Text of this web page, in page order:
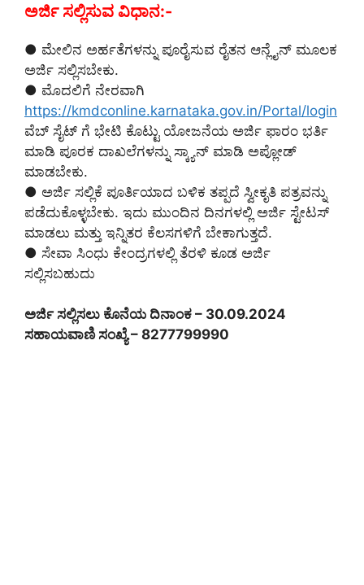
ಅರ್ಜಿ ಸಲ್ಲಿಸುವ ವಿಧಾನ:-
● ಮೇಲಿನ ಅರ್ಹತೆಗಳನ್ನು ಪೂರೈಸುವ ರೈತನ ಆನ್ಲೈನ್ ಮೂಲಕ
ಅರ್ಜಿ ಸಲ್ಲಿಸಬೇಕು.
● ಮೊದಲಿಗೆ ನೇರವಾಗಿ
https://kmdconline.karnataka.gov.in/Portal/login
ವೆಬ್ ಸೈಟ್ ಗೆ ಭೇಟಿ ಕೊಟ್ಟು ಯೋಜನೆಯ ಅರ್ಜಿ ಫಾರಂ ಭರ್ತಿ
ಮಾಡಿ ಪೂರಕ ದಾಖಲೆಗಳನ್ನು ಸ್ಕ್ಯಾನ್ ಮಾಡಿ ಅಪ್ಲೋಡ್
ಮಾಡಬೇಕು.
● ಅರ್ಜಿ ಸಲ್ಲಿಕೆ ಪೂರ್ತಿಯಾದ ಬಳಿಕ ತಪ್ಪದೆ ಸ್ವೀಕೃತಿ ಪತ್ರವನ್ನು
ಪಡೆದುಕೊಳ್ಳಬೇಕು. ಇದು ಮುಂದಿನ ದಿನಗಳಲ್ಲಿ ಅರ್ಜಿ ಸ್ಟೇಟಸ್
ಮಾಡಲು ಮತ್ತು ಇನ್ನಿತರ ಕೆಲಸಗಳಿಗೆ ಬೇಕಾಗುತ್ತದೆ.
● ಸೇವಾ ಸಿಂಧು ಕೇಂದ್ರಗಳಲ್ಲಿ ತೆರಳಿ ಕೂಡ ಅರ್ಜಿ
ಸಲ್ಲಿಸಬಹುದು
ಅರ್ಜಿ ಸಲ್ಲಿಸಲು ಕೊನೆಯ ದಿನಾಂಕ – 30.09.2024
ಸಹಾಯವಾಣಿ ಸಂಖ್ಯೆ – 8277799990